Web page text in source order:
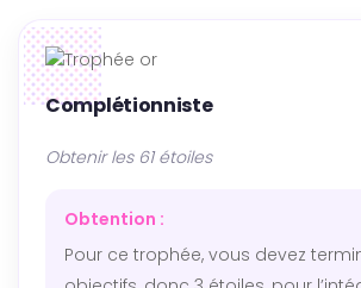
Complétionniste
Obtenir les 61 étoiles
Obtention :
Pour ce trophée, vous devez